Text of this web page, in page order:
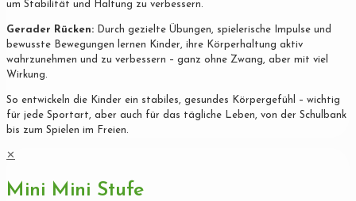
um Stabilität und Haltung zu verbessern.
Gerader Rücken: Durch gezielte Übungen, spielerische Impulse und
bewusste Bewegungen lernen Kinder, ihre Körperhaltung aktiv
wahrzunehmen und zu verbessern – ganz ohne Zwang, aber mit viel
Wirkung.
So entwickeln die Kinder ein stabiles, gesundes Körpergefühl – wichtig
für jede Sportart, aber auch für das tägliche Leben, von der Schulbank
bis zum Spielen im Freien.
✕
Mini Mini Stufe